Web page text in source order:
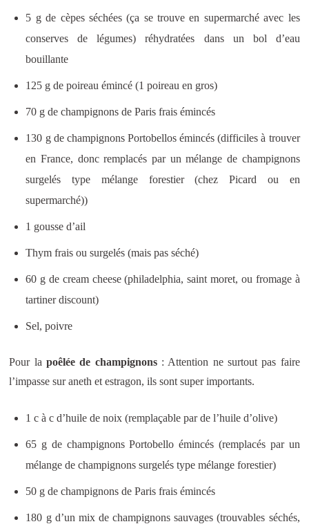
5 g de cèpes séchées (ça se trouve en supermarché avec les
conserves de légumes) réhydratées dans un bol d’eau
bouillante
125 g de poireau émincé (1 poireau en gros)
70 g de champignons de Paris frais émincés
130 g de champignons Portobellos émincés (difficiles à trouver
en France, donc remplacés par un mélange de champignons
surgelés type mélange forestier (chez Picard ou en
supermarché))
1 gousse d’ail
Thym frais ou surgelés (mais pas séché)
60 g de cream cheese (philadelphia, saint moret, ou fromage à
tartiner discount)
Sel, poivre
Pour lapoêlée de champignons: Attention ne surtout pas faire
l’impasse sur aneth et estragon, ils sont super importants.
1 c à c d’huile de noix (remplaçable par de l’huile d’olive)
65 g de champignons Portobello émincés (remplacés par un
mélange de champignons surgelés type mélange forestier)
50 g de champignons de Paris frais émincés
180 g d’un mix de champignons sauvages (trouvables séchés,